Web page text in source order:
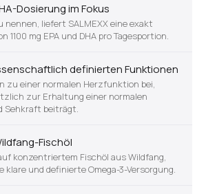
Dosierung im Fokus
nennen, liefert SALMEXX eine exakt
1100 mg EPA und DHA pro Tagesportion.
definierten Funktionen
zu einer normalen Herzfunktion bei,
zur Erhaltung einer normalen
Sehkraft beiträgt.
Fischöl
konzentriertem Fischöl aus Wildfang,
und definierte Omega-3-Versorgung.